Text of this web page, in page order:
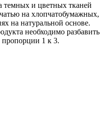
темных и цветных тканей
на хлопчатобумажных,
на натуральной основе.
необходимо разбавить
пропорции 1 к 3.